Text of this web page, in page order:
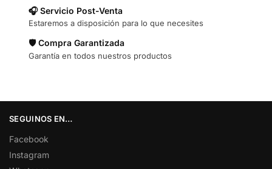
🎧 Servicio Post-Venta
Estaremos a disposición para lo que necesites
🛡️ Compra Garantizada
Garantía en todos nuestros productos
SEGUINOS EN…
Facebook
Instagram